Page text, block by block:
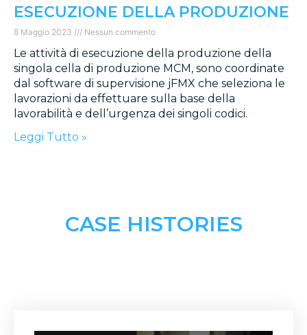
ESECUZIONE DELLA PRODUZIONE
8 Maggio 2023 Nessun commento
Le attività di esecuzione della produzione della
singola cella di produzione MCM, sono coordinate
dal software di supervisione jFMX che seleziona le
lavorazioni da effettuare sulla base della
lavorabilità e dell’urgenza dei singoli codici.
Leggi Tutto »
CASE HISTORIES